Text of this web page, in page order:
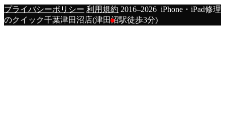
プライバシーポリシー 利用規約 2016–2026 iPhone・iPad修理
のクイック千葉津田沼店(津田沼駅徒歩3分)